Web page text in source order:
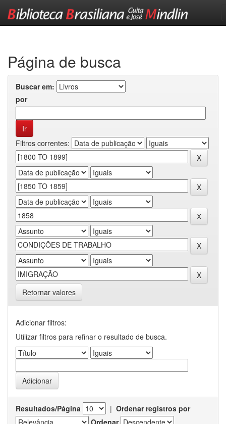
Página de busca
Buscar em:
por
Filtros correntes:
Retornar valores
Adicionar filtros:
Utilizar filtros para refinar o resultado de busca.
Resultados/Página | Ordenar registros por
Ordenar